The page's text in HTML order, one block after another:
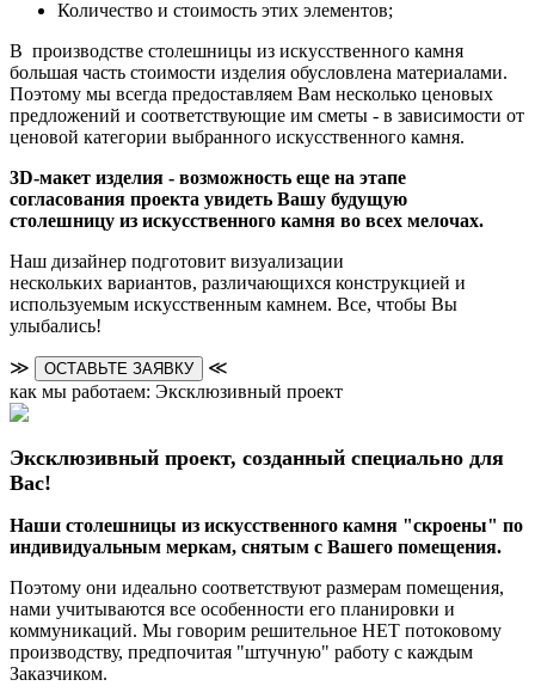
Количество и стоимость этих элементов;
В производстве столешницы из искусственного камня
большая часть стоимости изделия обусловлена материалами.
Поэтому мы всегда предоставляем Вам несколько ценовых
предложений и соответствующие им сметы - в зависимости от
ценовой категории выбранного искусственного камня.
3D-макет изделия - возможность еще на этапе
согласования проекта увидеть Вашу будущую
столешницу из искусственного камня во всех мелочах.
Наш дизайнер подготовит визуализации
нескольких вариантов, различающихся конструкцией и
используемым искусственным камнем. Все, чтобы Вы
улыбались!
≫ ОСТАВЬТЕ ЗАЯВКУ
≪
как мы работаем: Эксклюзивный проект
Эксклюзивный проект, созданный специально для
Вас!
Наши столешницы из искусственного камня "скроены" по
индивидуальным меркам, снятым с Вашего помещения.
Поэтому они идеально соответствуют размерам помещения,
нами учитываются все особенности его планировки и
коммуникаций. Мы говорим решительное НЕТ потоковому
производству, предпочитая "штучную" работу с каждым
Заказчиком.